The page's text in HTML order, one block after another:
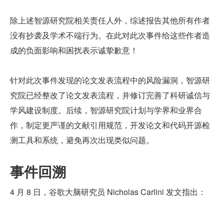
除上述智源研究院相关责任人外，综述报告其他所有作者
没有抄袭及学术不端行为。在此对此次事件给这些作者造
成的负面影响和困扰表示诚挚歉意！
针对此次事件发现的论文发表流程中的风险漏洞，智源研
究院已经整改了论文发表流程，并修订完善了科研诚信与
学风建设制度。后续，智源研究院计划与学界和业界合
作，制定更严谨的文献引用规范，开发论文和代码开源检
测工具和系统，避免再次出现类似问题。
事件回溯
4 月 8 日，谷歌大脑研究员 Nicholas Carlini 发文指出：